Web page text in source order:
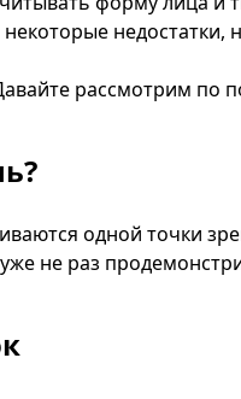
недостатки,
рассмотрим по
одной точки
не раз